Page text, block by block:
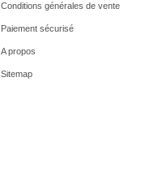
Conditions générales de vente
Paiement sécurisé
A propos
Sitemap